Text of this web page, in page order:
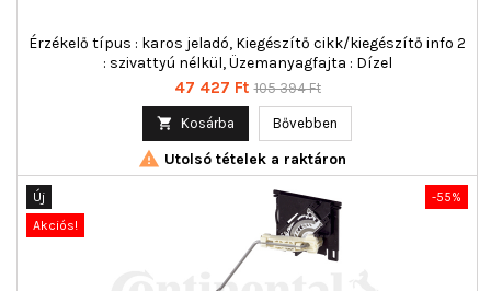
Érzékelő típus : karos jeladó, Kiegészítő cikk/kiegészítő info 2
: szivattyú nélkül, Üzemanyagfajta : Dízel
Ár
47 427 Ft Normál
105 394 Ft
 Kosárba Bővebben
 Utolsó tételek a raktáron
-55%
Új
Akciós!